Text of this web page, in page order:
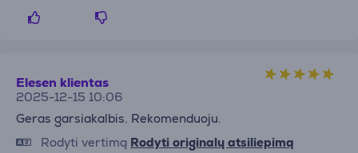
Elesen klientas
2025-12-15 10:06
Geras garsiakalbis. Rekomenduoju.
Rodyti vertimą Rodyti originalų atsiliepimą